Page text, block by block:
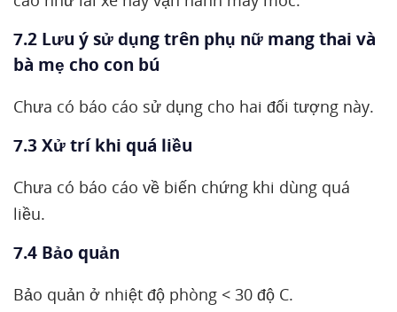
7.2 Lưu ý sử dụng trên phụ nữ mang thai và
bà mẹ cho con bú
Chưa có báo cáo sử dụng cho hai đối tượng này.
7.3 Xử trí khi quá liều
Chưa có báo cáo về biến chứng khi dùng quá
liều.
7.4 Bảo quản
Bảo quản ở nhiệt độ phòng < 30 độ C.